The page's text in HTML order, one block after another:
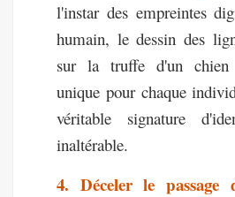
l'instar des empreintes
humain, le dessin des
sur la truffe d'un chien
unique pour chaque
véritable signature
inaltérable.
4. Déceler le passage